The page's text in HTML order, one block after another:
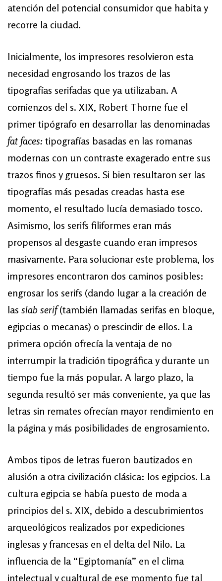
atención del potencial consumidor que habita y
recorre la ciudad.
Inicialmente, los impresores resolvieron esta
necesidad engrosando los trazos de las
tipografías serifadas que ya utilizaban. A
comienzos del s. XIX, Robert Thorne fue el
primer tipógrafo en desarrollar las denominadas
fat faces: tipografías basadas en las romanas
modernas con un contraste exagerado entre sus
trazos finos y gruesos. Si bien resultaron ser las
tipografías más pesadas creadas hasta ese
momento, el resultado lucía demasiado tosco.
Asimismo, los serifs filiformes eran más
propensos al desgaste cuando eran impresos
masivamente. Para solucionar este problema, los
impresores encontraron dos caminos posibles:
engrosar los serifs (dando lugar a la creación de
las slab serif(también llamadas serifas en bloque,
egipcias o mecanas) o prescindir de ellos. La
primera opción ofrecía la ventaja de no
interrumpir la tradición tipográfica y durante un
tiempo fue la más popular. A largo plazo, la
segunda resultó ser más conveniente, ya que las
letras sin remates ofrecían mayor rendimiento en
la página y más posibilidades de engrosamiento.
Ambos tipos de letras fueron bautizados en
alusión a otra civilización clásica: los egipcios. La
cultura egipcia se había puesto de moda a
principios del s. XIX, debido a descubrimientos
arqueológicos realizados por expediciones
inglesas y francesas en el delta del Nilo. La
influencia de la “Egiptomanía” en el clima
intelectual y cualtural de ese momento fue tal